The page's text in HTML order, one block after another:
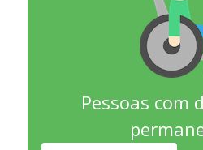
Pessoas com